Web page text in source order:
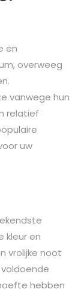
en
overweeg
vanwege hun
relatief
uw
kleur en
vrolijke noot
hebben